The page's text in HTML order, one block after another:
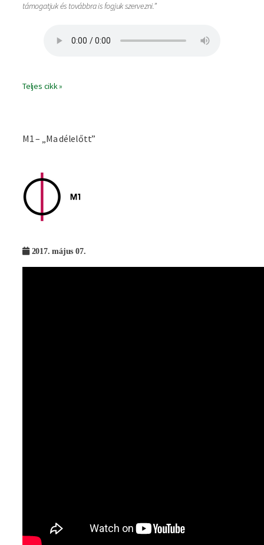
támogatjuk és továbbra is fogjuk szervezni.”
Teljes cikk »
M1 – „Ma délelőtt”
Imagine
2017. május 07.